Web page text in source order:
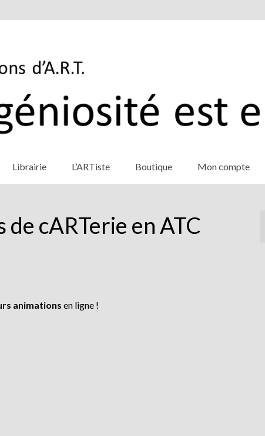
Librairie L’ARTiste Boutique Mon compte
cARTerie en ATC
animations en ligne !